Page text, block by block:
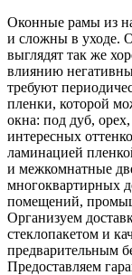
Оконные рамы из
и сложны в уходе.
выглядят так же
влиянию
требуют
пленки, которой
окна: под дуб,
интересных
ламинацией
и межкомнатные
многоквартирных
помещений,
Организуем
стеклопакетом и
предварительным
Предоставляем